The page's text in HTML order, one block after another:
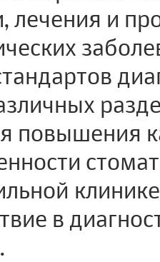
лечения и
повышения
в